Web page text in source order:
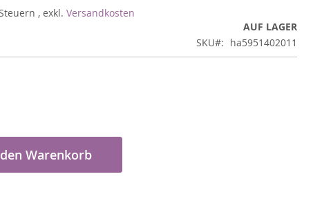
, exkl. Versandkosten
AUF LAGER
SKU
ha5951402011
Warenkorb